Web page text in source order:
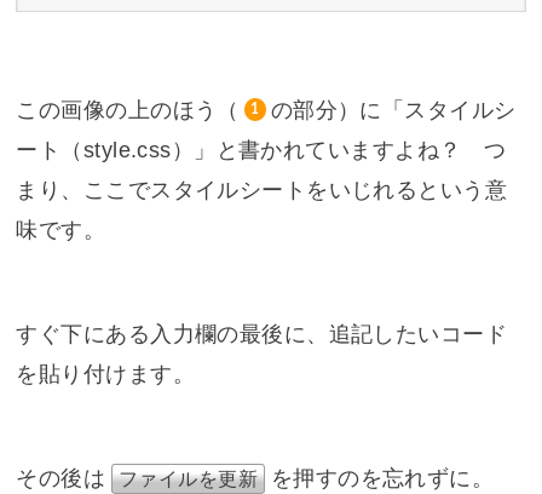
この画像の上のほう（ 1
の部分）に「スタイルシ
ート（style.css）」と書かれていますよね？ つ
まり、ここでスタイルシートをいじれるという意
味です。
すぐ下にある入力欄の最後に、追記したいコード
を貼り付けます。
その後は ファイルを更新 を押すのを忘れずに。